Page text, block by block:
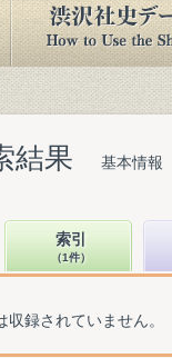
結果 基本情報
索引
（1件）
録されていません。